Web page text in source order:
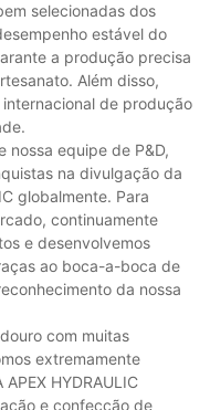
selecionadas dos
estável do
a produção precisa
Além disso,
de produção
nossa equipe de P&D,
na divulgação da
globalmente. Para
continuamente
e desenvolvemos
ao boca-a-boca de
da nossa
com muitas
extremamente
HYDRAULIC
e confecção de